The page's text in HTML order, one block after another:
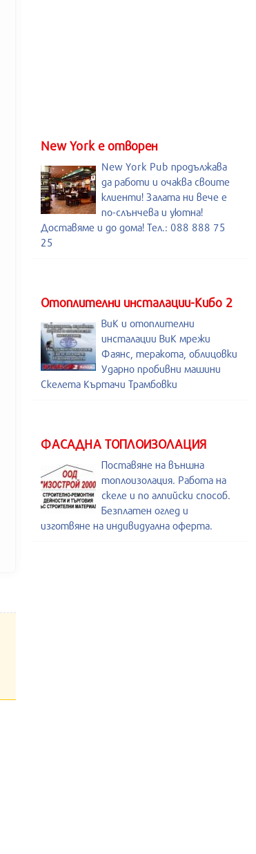
New York е отворен
New York Pub продължава
да работи и очаква своите
клиенти! Залата ни вече е
по-слънчева и уютна!
Доставяме и до дома! Тел.: 088 888 75
25
Отоплителни инсталации-Кибо 2
ВиК и отоплителни
инсталации ВиК мрежи
Фаянс, теракота, облицовки
Ударно пробивни машини
Скелета Къртачи Трамбовки
ФАСАДНА ТОПЛОИЗОЛАЦИЯ
Поставяне на външна
топлоизолация. Работа на
скеле и по алпийски способ.
Безплатен оглед и
изготвяне на индивидуална оферта.